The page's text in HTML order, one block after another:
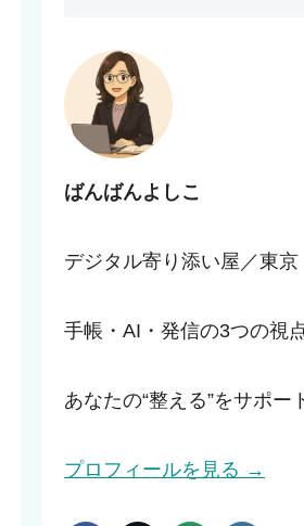
ばんばんよしこ
デジタル寄り添い屋／東京
手帳・AI・発信の3つの視
あなたの“整える”をサポー
プロフィールを見る →